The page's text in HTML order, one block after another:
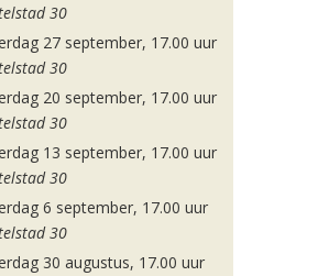
30
27 september, 17.00 uur
30
20 september, 17.00 uur
30
13 september, 17.00 uur
30
6 september, 17.00 uur
30
30 augustus, 17.00 uur